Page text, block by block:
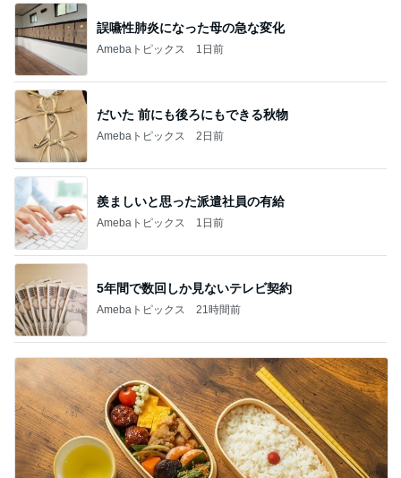
誤嚥性肺炎になった母の急な変化
Amebaトピックス 1日前
だいた 前にも後ろにもできる秋物
Amebaトピックス 2日前
羨ましいと思った派遣社員の有給
Amebaトピックス 1日前
5年間で数回しか見ないテレビ契約
Amebaトピックス 21時間前